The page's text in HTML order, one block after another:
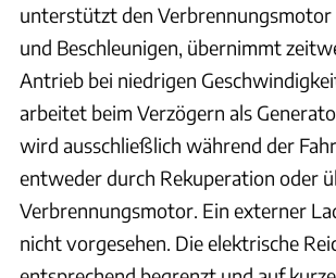
unterstützt den Verbrennungsmotor
und Beschleunigen, übernimmt
Antrieb bei niedrigen
arbeitet beim Verzögern als
wird ausschließlich während der
entweder durch Rekuperation oder
Verbrennungsmotor. Ein externer
nicht vorgesehen. Die elektrische